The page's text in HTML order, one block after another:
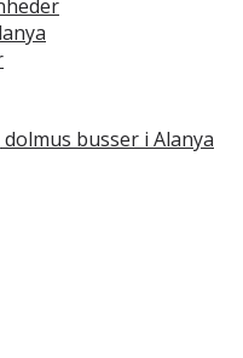
busser i Alanya